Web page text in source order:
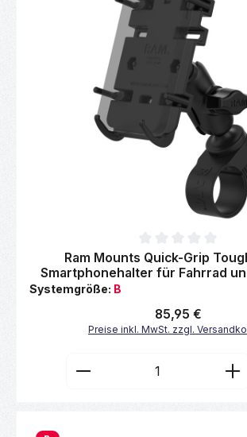
Durchschnittliche Bewertung von 0 von
Ram Mounts Quick-Grip
Smartphonehalter für Fahrrad
Systemgröße: B
Regulärer Preis:
85,95 €
Preise inkl. MwSt. zzgl.
Produkt Anzahl: Gib den